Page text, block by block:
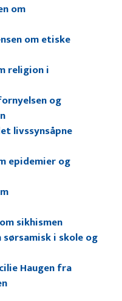
om
om etiske
religion i
og
livssynsåpne
epidemier og
sikhismen
sørsamisk i skole og
Haugen fra